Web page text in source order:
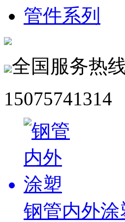
管件系列
全国服务热
15075741314
钢管内外涂